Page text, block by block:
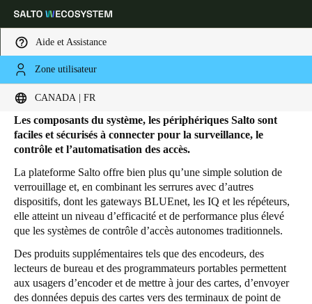
Aide et Assistance
Zone utilisateur
CANADA | FR
Sélectionnez vos paramètres de localisation et de langue
Global Europe North America
Canada|Français
USA
Canada
English
Français
HOME PRODUITS
Périphériques
Les composants du système, les périphériques Salto sont
faciles et sécurisés à connecter pour la surveillance, le
contrôle et l’automatisation des accès.
La plateforme Salto offre bien plus qu’une simple solution de
verrouillage et, en combinant les serrures avec d’autres
dispositifs, dont les gateways BLUEnet, les IQ et les répéteurs,
elle atteint un niveau d’efficacité et de performance plus élevé
que les systèmes de contrôle d’accès autonomes traditionnels.
Des produits supplémentaires tels que des encodeurs, des
lecteurs de bureau et des programmateurs portables permettent
aux usagers d’encoder et de mettre à jour des cartes, d’envoyer
des données depuis des cartes vers des terminaux de point de